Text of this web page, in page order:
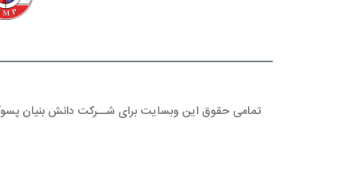
تمامی حقوق این وبسایت برای شــرکت دانش بنیان